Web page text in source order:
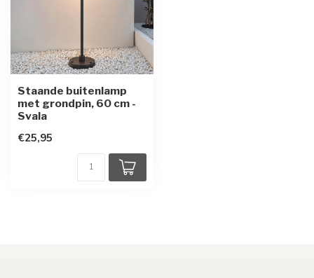
Staande buitenlamp
met grondpin, 60 cm -
Svala
€25,95